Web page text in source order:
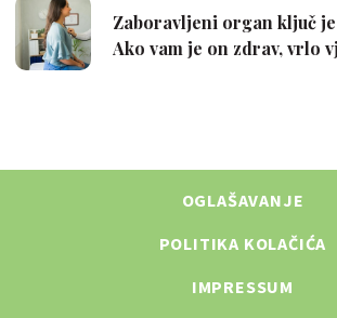
OGLAŠAVANJE
POLITIKA KOLAČIĆA
IMPRESSUM